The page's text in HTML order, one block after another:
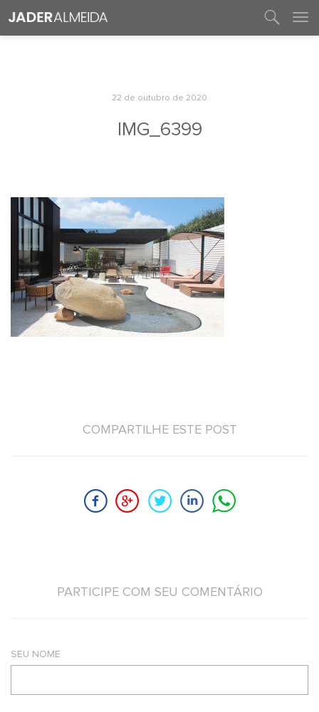
22 de outubro de 2020
IMG_6399
COMPARTILHE ESTE POST
PARTICIPE COM SEU COMENTÁRIO
SEU NOME